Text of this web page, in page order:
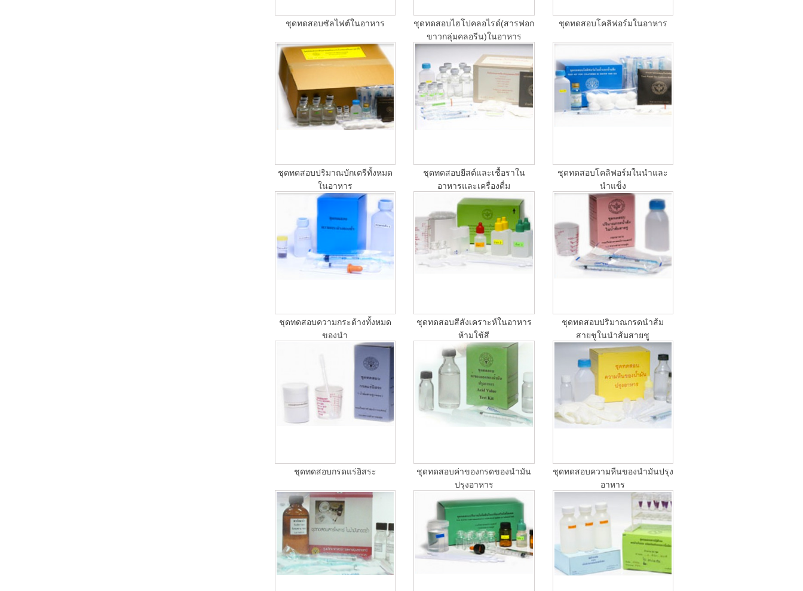
ชุดทดสอบซัลไฟต์ในอาหาร
ชุดทดสอบไฮโปคลอไรด์(สารฟอก
ขาวกลุ่มคลอรีน)ในอาหาร
ชุดทดสอบโคลิฟอร์มในอาหาร
ชุดทดสอบปริมาณบักเตรีทั้งหมด
ในอาหาร
ชุดทดสอบยีสต์และเชื้อราใน
อาหารและเครื่องดื่ม
ชุดทดสอบโคลิฟอร์มในนําและ
นำแข็ง
ชุดทดสอบความกระด้างทั้งหมด
ของนำ
ชุดทดสอบสีสังเคราะห์ในอาหาร
ห้ามใช้สี
ชุดทดสอบปริมาณกรดนำส้ม
สายชูในนำส้มสายชู
ชุดทดสอบกรดแร่อิสระ
ชุดทดสอบค่าของกรดของนำมัน
ปรุงอาหาร
ชุดทดสอบความหืนของนำมันปรุง
อาหาร